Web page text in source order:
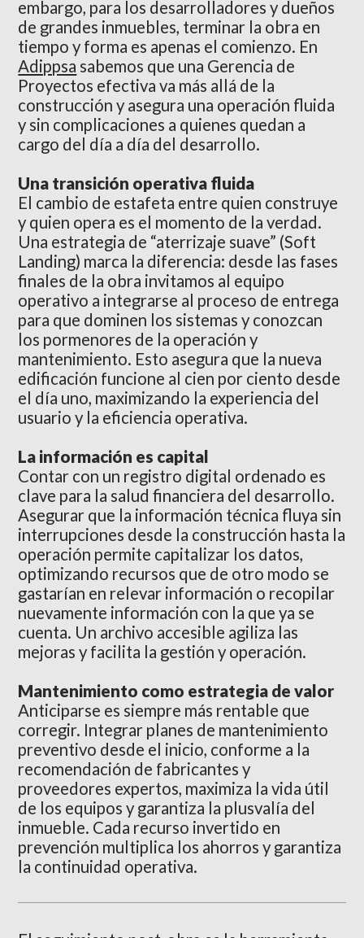
embargo, para los desarrolladores y dueños
de grandes inmuebles, terminar la obra en
tiempo y forma es apenas el comienzo. En
Adippsa sabemos que una Gerencia de
Proyectos efectiva va más allá de la
construcción y asegura una operación fluida
y sin complicaciones a quienes quedan a
cargo del día a día del desarrollo.
Una transición operativa fluida
El cambio de estafeta entre quien construye
y quien opera es el momento de la verdad.
Una estrategia de “aterrizaje suave” (Soft
Landing) marca la diferencia: desde las fases
finales de la obra invitamos al equipo
operativo a integrarse al proceso de entrega
para que dominen los sistemas y conozcan
los pormenores de la operación y
mantenimiento. Esto asegura que la nueva
edificación funcione al cien por ciento desde
el día uno, maximizando la experiencia del
usuario y la eficiencia operativa.
La información es capital
Contar con un registro digital ordenado es
clave para la salud financiera del desarrollo.
Asegurar que la información técnica fluya sin
interrupciones desde la construcción hasta la
operación permite capitalizar los datos,
optimizando recursos que de otro modo se
gastarían en relevar información o recopilar
nuevamente información con la que ya se
cuenta. Un archivo accesible agiliza las
mejoras y facilita la gestión y operación.
Mantenimiento como estrategia de valor
Anticiparse es siempre más rentable que
corregir. Integrar planes de mantenimiento
preventivo desde el inicio, conforme a la
recomendación de fabricantes y
proveedores expertos, maximiza la vida útil
de los equipos y garantiza la plusvalía del
inmueble. Cada recurso invertido en
prevención multiplica los ahorros y garantiza
la continuidad operativa.